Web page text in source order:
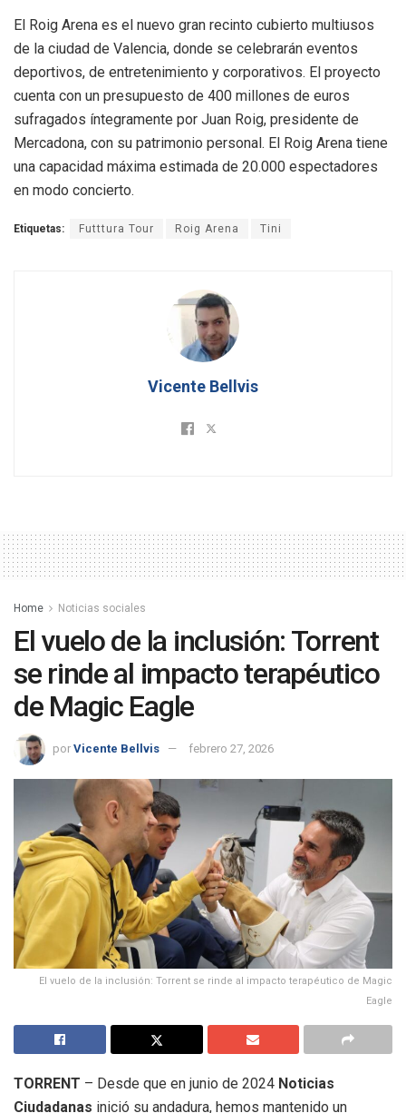
El Roig Arena es el nuevo gran recinto cubierto multiusos
de la ciudad de Valencia, donde se celebrarán eventos
deportivos, de entretenimiento y corporativos. El proyecto
cuenta con un presupuesto de 400 millones de euros
sufragados íntegramente por Juan Roig, presidente de
Mercadona, con su patrimonio personal. El Roig Arena tiene
una capacidad máxima estimada de 20.000 espectadores
en modo concierto.
Etiquetas: Futttura Tour Roig Arena Tini
Vicente Bellvis
Home Noticias sociales
El vuelo de la inclusión: Torrent
se rinde al impacto terapéutico
de Magic Eagle
por Vicente Bellvis febrero 27, 2026
El vuelo de la inclusión: Torrent se rinde al impacto terapéutico de Magic
Eagle
TORRENT – Desde que en junio de 2024 Noticias
Ciudadanas inició su andadura, hemos mantenido un